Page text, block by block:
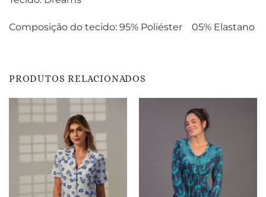
Composição do tecido: 95% Poliéster 05% Elastano
PRODUTOS RELACIONADOS